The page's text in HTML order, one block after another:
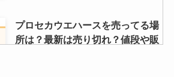
プロセカウエハースを売ってる場
所は？最新は売り切れ？値段や販